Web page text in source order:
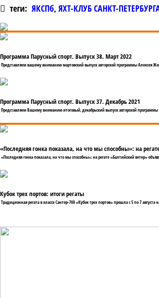
теги: ЯКСПб, ЯХТ-КЛУБ САНКТ-
Программа Парусный спорт. Выпуск 38. Март 2022
Представляем вашему вниманию мартовский выпуск авторской программы Алексея
Программа Парусный спорт. Выпуск 37. Декабрь 2021
Представляем Вашему вниманию итоговый, декабрьский выпуск авторской
«Последняя гонка показала, на что мы способны»: на
«Последняя гонка показала, на что мы способны»: на регате «Балтийский ветер»
Кубок трех портов: итоги регаты
Традиционная регата в классе Сантер-760 «Кубок трех портов» прошла с 5 по 7 августа